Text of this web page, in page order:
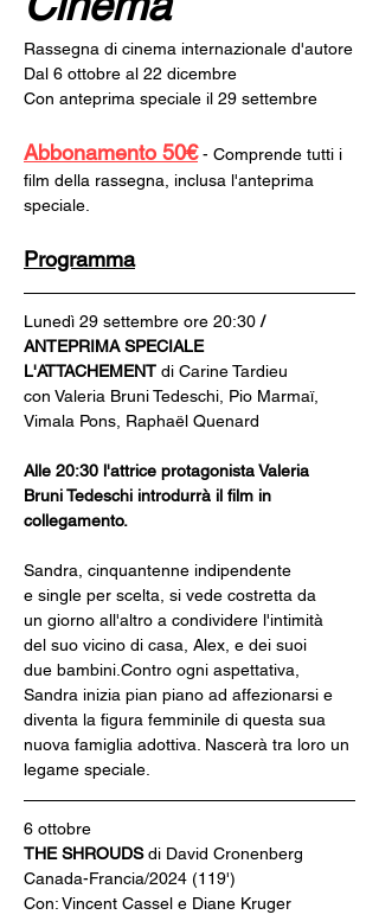
Rassegna di cinema internazionale d'autore
Dal 6 ottobre al 22 dicembre
Con anteprima speciale il 29 settembre
Abbonamento 50€ - Comprende tutti i
film della rassegna, inclusa l'anteprima
speciale.
Programma
Lunedì 29 settembre ore 20:30 /
ANTEPRIMA SPECIALE
L'ATTACHEMENT di Carine Tardieu
con Valeria Bruni Tedeschi, Pio Marmaï,
Vimala Pons, Raphaël Quenard
Alle 20:30 l'attrice protagonista Valeria
Bruni Tedeschi introdurrà il film in
collegamento.
Sandra, cinquantenne indipendente
e single per scelta, si vede costretta da
un giorno all'altro a condividere l'intimità
del suo vicino di casa, Alex, e dei suoi
due bambini.Contro ogni aspettativa,
Sandra inizia pian piano ad affezionarsi e
diventa la figura femminile di questa sua
nuova famiglia adottiva. Nascerà tra loro un
legame speciale.
6 ottobre
THE SHROUDS di David Cronenberg
Canada-Francia/2024 (119')
Con: Vincent Cassel e Diane Kruger